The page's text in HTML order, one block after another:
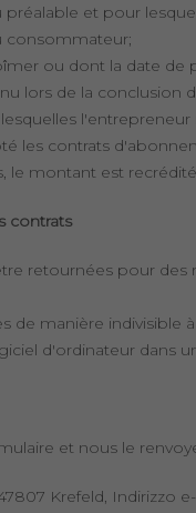
préalable et pour
consommateur;
ou dont la date
lors de la
les contrats
le montant est
contrats
retournées pour
manière indivisible
d'ordinateur dans
et nous le
Krefeld, Indirizzo